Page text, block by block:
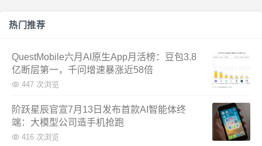
热门推荐
QuestMobile六月AI原生App月活榜：豆包3.8
亿断层第一，千问增速暴涨近58倍
447 次浏览
阶跃星辰官宣7月13日发布首款AI智能体终
端：大模型公司造手机抢跑
416 次浏览